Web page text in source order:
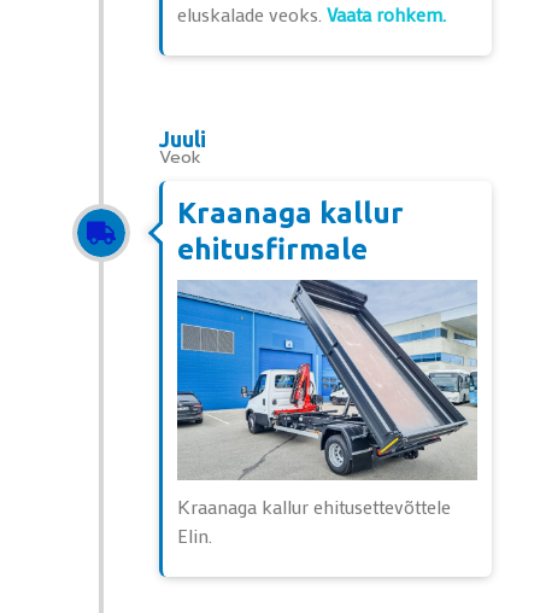
eluskalade veoks. Vaata rohkem.
Juuli
Veok
Kraanaga kallur
ehitusfirmale
Kraanaga kallur ehitusettevõttele
Elin.